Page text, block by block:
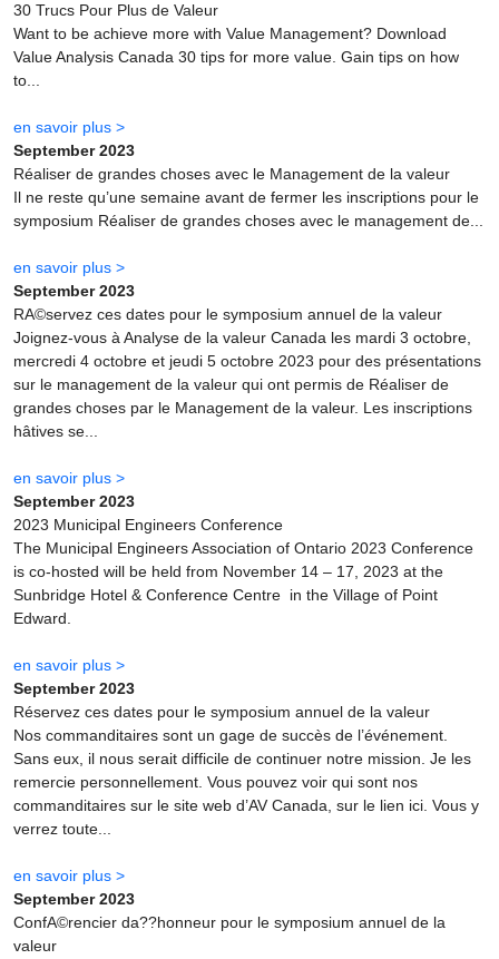
30 Trucs Pour Plus de Valeur
Want to be achieve more with Value Management? Download
Value Analysis Canada 30 tips for more value. Gain tips on how
to...
en savoir plus >
September 2023
Réaliser de grandes choses avec le Management de la valeur
Il ne reste qu’une semaine avant de fermer les inscriptions pour le
symposium Réaliser de grandes choses avec le management de...
en savoir plus >
September 2023
RA©servez ces dates pour le symposium annuel de la valeur
Joignez-vous à Analyse de la valeur Canada les mardi 3 octobre,
mercredi 4 octobre et jeudi 5 octobre 2023 pour des présentations
sur le management de la valeur qui ont permis de Réaliser de
grandes choses par le Management de la valeur. Les inscriptions
hâtives se...
en savoir plus >
September 2023
2023 Municipal Engineers Conference
The Municipal Engineers Association of Ontario 2023 Conference
is co-hosted will be held from November 14 – 17, 2023 at the
Sunbridge Hotel & Conference Centre in the Village of Point
Edward.
en savoir plus >
September 2023
Réservez ces dates pour le symposium annuel de la valeur
Nos commanditaires sont un gage de succès de l’événement.
Sans eux, il nous serait difficile de continuer notre mission. Je les
remercie personnellement. Vous pouvez voir qui sont nos
commanditaires sur le site web d’AV Canada, sur le lien ici. Vous y
verrez toute...
en savoir plus >
September 2023
ConfA©rencier da??honneur pour le symposium annuel de la
valeur